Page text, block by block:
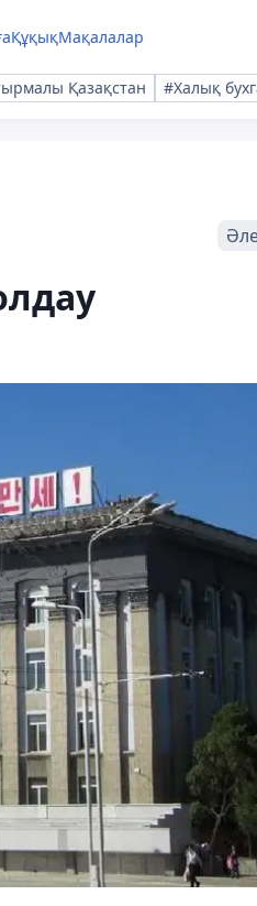
ҚұқықМақалалар
Қазақстан #Халық